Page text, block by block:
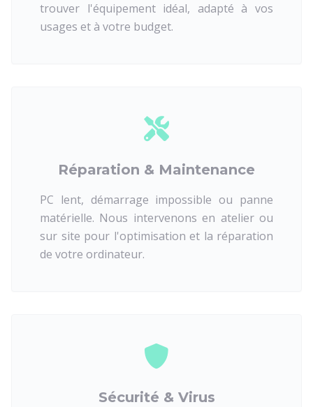
trouver l'équipement idéal, adapté à vos
usages et à votre budget.
Réparation & Maintenance
PC lent, démarrage impossible ou panne
matérielle. Nous intervenons en atelier ou
sur site pour l'optimisation et la réparation
de votre ordinateur.
Sécurité & Virus